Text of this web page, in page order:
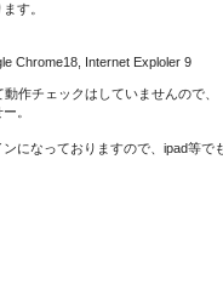
す。
Chrome18, Internet Exploler 9
作チェックはしていませんので、
。
になっておりますので、ipad等で